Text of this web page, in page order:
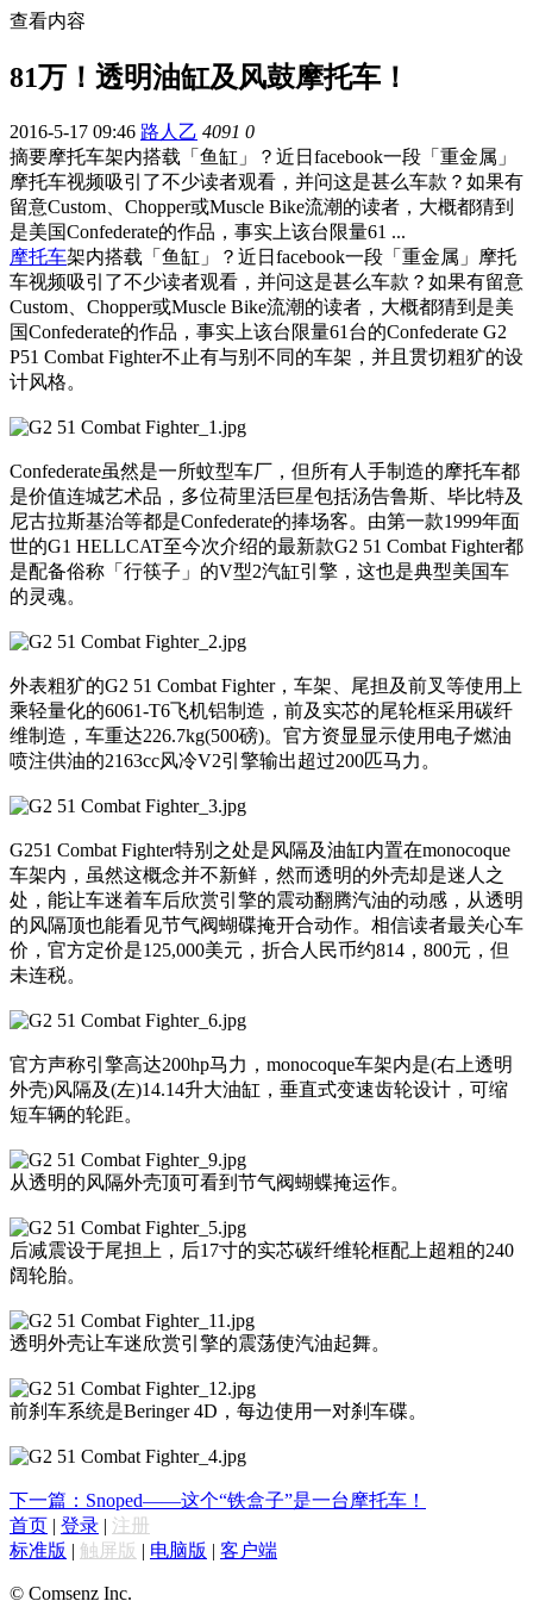
查看内容
81万！透明油缸及风鼓摩托车！
2016-5-17 09:46 路人乙 4091 0
摘要摩托车架内搭载「鱼缸」？近日facebook一段「重金属」
摩托车视频吸引了不少读者观看，并问这是甚么车款？如果有
留意Custom、Chopper或Muscle Bike流潮的读者，大概都猜到
是美国Confederate的作品，事实上该台限量61 ...
摩托车架内搭载「鱼缸」？近日facebook一段「重金属」摩托
车视频吸引了不少读者观看，并问这是甚么车款？如果有留意
Custom、Chopper或Muscle Bike流潮的读者，大概都猜到是美
国Confederate的作品，事实上该台限量61台的Confederate G2
P51 Combat Fighter不止有与别不同的车架，并且贯切粗犷的设
计风格。
Confederate虽然是一所蚊型车厂，但所有人手制造的摩托车都
是价值连城艺术品，多位荷里活巨星包括汤告鲁斯、毕比特及
尼古拉斯基治等都是Confederate的捧场客。由第一款1999年面
世的G1 HELLCAT至今次介绍的最新款G2 51 Combat Fighter都
是配备俗称「行筷子」的V型2汽缸引擎，这也是典型美国车
的灵魂。
外表粗犷的G2 51 Combat Fighter，车架、尾担及前叉等使用上
乘轻量化的6061-T6飞机铝制造，前及实芯的尾轮框采用碳纤
维制造，车重达226.7kg(500磅)。官方资显显示使用电子燃油
喷注供油的2163cc风冷V2引擎输出超过200匹马力。
G251 Combat Fighter特别之处是风隔及油缸内置在monocoque
车架内，虽然这概念并不新鲜，然而透明的外壳却是迷人之
处，能让车迷着车后欣赏引擎的震动翻腾汽油的动感，从透明
的风隔顶也能看见节气阀蝴碟掩开合动作。相信读者最关心车
价，官方定价是125,000美元，折合人民币约814，800元，但
未连税。
官方声称引擎高达200hp马力，monocoque车架内是(右上透明
外壳)风隔及(左)14.14升大油缸，垂直式变速齿轮设计，可缩
短车辆的轮距。
从透明的风隔外壳顶可看到节气阀蝴蝶掩运作。
后减震设于尾担上，后17寸的实芯碳纤维轮框配上超粗的240
阔轮胎。
透明外壳让车迷欣赏引擎的震荡使汽油起舞。
前刹车系统是Beringer 4D，每边使用一对刹车碟。
下一篇：Snoped——这个“铁盒子”是一台摩托车！
首页 | 登录 | 注册
标准版 | 触屏版 | 电脑版 | 客户端
© Comsenz Inc.